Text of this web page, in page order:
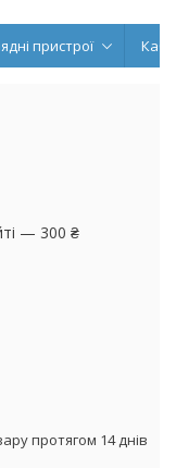
пристрої
— 300 ₴
протягом 14 днів